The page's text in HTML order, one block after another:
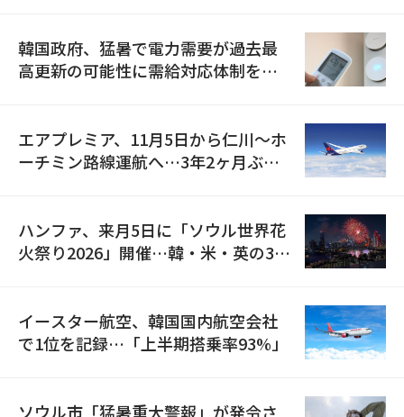
韓国政府、猛暑で電力需要が過去最
高更新の可能性に需給対応体制を点
エアプレミア、11月5日から仁川〜ホ
ーチミン路線運航へ…3年2ヶ月ぶり
ハンファ、来月5日に「ソウル世界花
火祭り2026」開催…韓・米・英の3カ
イースター航空、韓国国内航空会社
で1位を記録…「上半期搭乗率93%」
ソウル市「猛暑重大警報」が発令さ